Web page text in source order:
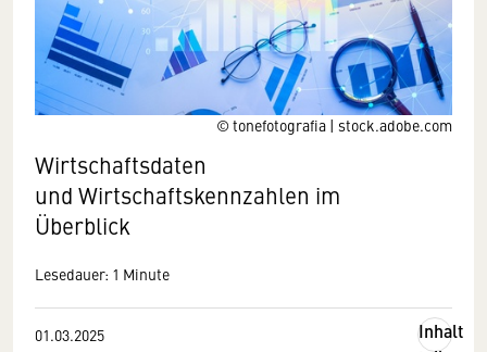
© tonefotografia | stock.adobe.com
Wirtschaftsdaten
und Wirtschaftskennzahlen im
Überblick
Lesedauer: 1 Minute
01.03.2025
Inhalt